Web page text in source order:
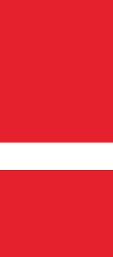
de 48 aviones,
Ground Handling
de fósiles (SAF).